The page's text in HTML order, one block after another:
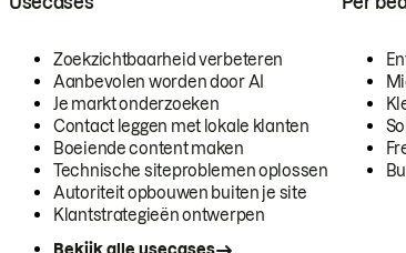
Zoekzichtbaarheid verbeteren
Aanbevolen worden door AI
Je markt onderzoeken
Contact leggen met lokale klanten
Boeiende content maken
Technische siteproblemen oplossen
Autoriteit opbouwen buiten je site
Klantstrategieën ontwerpen